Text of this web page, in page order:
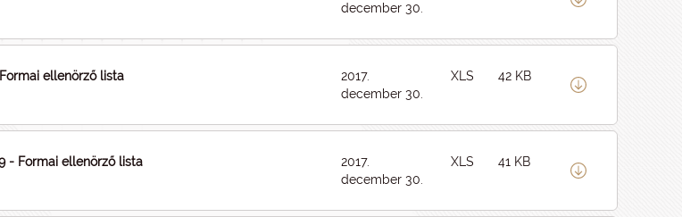
december 30.
Formai ellenörző lista
2017.
december 30.
XLS 42 KB
- Formai ellenörző lista
2017.
december 30.
XLS 41 KB